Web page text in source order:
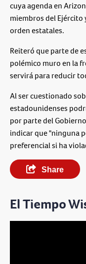
cuya agenda en
miembros del Ejército
orden estatales.
Reiteró que parte de
polémico muro en la
servirá para reducir
Al ser cuestionado
estadounidenses
por parte del
indicar que "ninguna
preferencial si ha
Share
El Tiempo